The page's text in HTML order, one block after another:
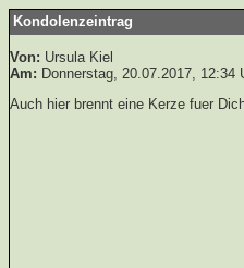
Kondolenzeintrag
Von: Ursula Kiel
Am: Donnerstag, 20.07.2017, 12:34
Auch hier brennt eine Kerze fuer